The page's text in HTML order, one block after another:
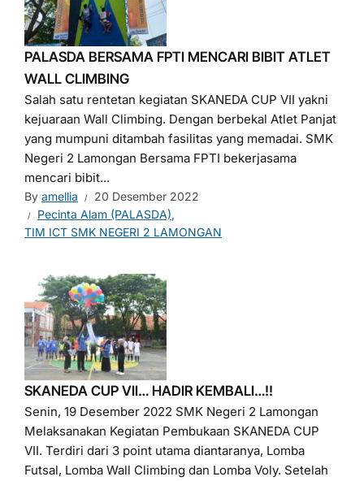
PALASDA BERSAMA FPTI MENCARI BIBIT ATLET
WALL CLIMBING
Salah satu rentetan kegiatan SKANEDA CUP VII yakni
kejuaraan Wall Climbing. Dengan berbekal Atlet Panjat
yang mumpuni ditambah fasilitas yang memadai. SMK
Negeri 2 Lamongan Bersama FPTI bekerjasama
mencari bibit...
By amellia
20 Desember 2022
Pecinta Alam (PALASDA),
TIM ICT SMK NEGERI 2 LAMONGAN
SKANEDA CUP VII… HADIR KEMBALI…!!
Senin, 19 Desember 2022 SMK Negeri 2 Lamongan
Melaksanakan Kegiatan Pembukaan SKANEDA CUP
VII. Terdiri dari 3 point utama diantaranya, Lomba
Futsal, Lomba Wall Climbing dan Lomba Voly. Setelah